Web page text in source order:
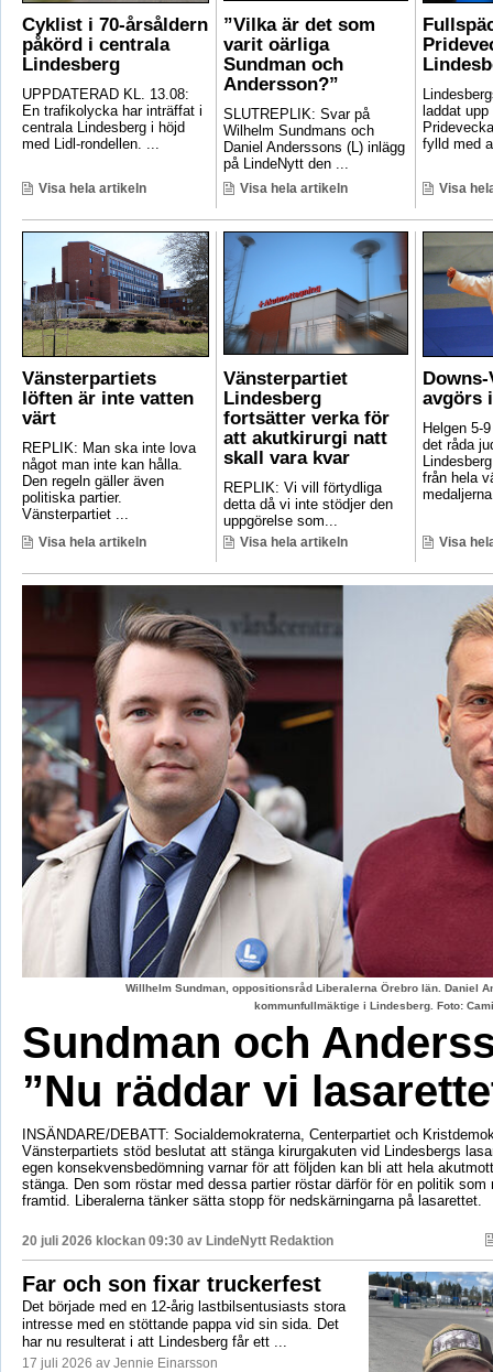
Cyklist i 70-årsåldern
påkörd i centrala
Lindesberg
UPPDATERAD KL. 13.08:
En trafikolycka har inträffat i
centrala Lindesberg i höjd
med Lidl-rondellen. ...
Visa hela artikeln
”Vilka är det som
varit oärliga
Sundman och
Andersson?”
SLUTREPLIK: Svar på
Wilhelm Sundmans och
Daniel Anderssons (L) inlägg
på LindeNytt den ...
Visa hela artikeln
laddat
fylld med
Visa
Vänsterpartiets
löften är inte vatten
värt
REPLIK: Man ska inte lova
något man inte kan hålla.
Den regeln gäller även
politiska partier.
Vänsterpartiet ...
Visa hela artikeln
Vänsterpartiet
Lindesberg
fortsätter verka för
att akutkirurgi natt
skall vara kvar
REPLIK: Vi vill förtydliga
detta då vi inte stödjer den
uppgörelse som...
Visa hela artikeln
avgörs
Helgen 5-
det råda
från hela
Visa
Willhelm Sundman, oppositionsråd Liberalerna Örebro län. Daniel
kommunfullmäktige i Lindesberg. Foto:
Sundman och
”Nu räddar vi
INSÄNDARE/DEBATT: Socialdemokraterna, Centerpartiet och
Vänsterpartiets stöd beslutat att stänga kirurgakuten vid Lindesbergs
egen konsekvensbedömning varnar för att följden kan bli att hela
stänga. Den som röstar med dessa partier röstar därför för en politik som
framtid. Liberalerna tänker sätta stopp för nedskärningarna på lasarettet.
20 juli 2026 klockan 09:30 av LindeNytt Redaktion
Far och son fixar truckerfest
Det började med en 12-årig lastbilsentusiasts stora
intresse med en stöttande pappa vid sin sida. Det
har nu resulterat i att Lindesberg får ett ...
17 juli 2026 av Jennie Einarsson